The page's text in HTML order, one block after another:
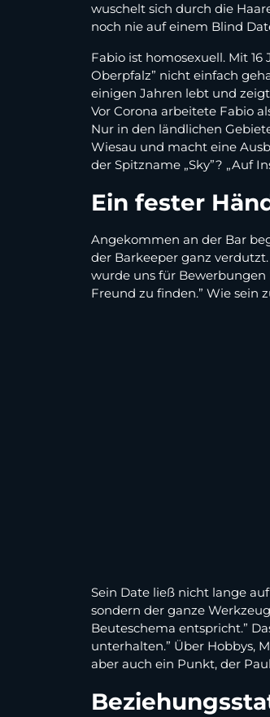
wuschelt sich durch die
noch nie auf einem Blind
Fabio ist homosexuell. Mit
Oberpfalz” nicht einfach
einigen Jahren lebt und
Vor Corona arbeitete Fabio
Nur in den ländlichen
Wiesau und macht eine
der Spitzname „Sky”? „Auf
Ein fester
Angekommen an der Bar
der Barkeeper ganz
wurde uns für Bewerbungen
Freund zu finden.” Wie sein
Sein Date ließ nicht lange
sondern der ganze
Beuteschema entspricht.”
unterhalten.” Über Hobbys,
aber auch ein Punkt, der